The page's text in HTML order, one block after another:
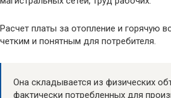
Расчет платы за отопление и горячую
четким и понятным для потребителя.
Она складывается из физических
фактически потребленных для